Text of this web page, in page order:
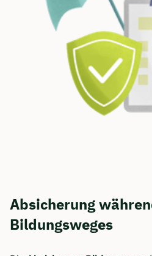
Absicherung
Bildungsweges